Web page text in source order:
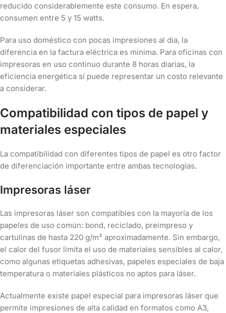
reducido considerablemente este consumo. En espera,
consumen entre 5 y 15 watts.
Para uso doméstico con pocas impresiones al día, la
diferencia en la factura eléctrica es mínima. Para oficinas con
impresoras en uso continuo durante 8 horas diarias, la
eficiencia energética sí puede representar un costo relevante
a considerar.
Compatibilidad con tipos de papel y
materiales especiales
La compatibilidad con diferentes tipos de papel es otro factor
de diferenciación importante entre ambas tecnologías.
Impresoras láser
Las impresoras láser son compatibles con la mayoría de los
papeles de uso común: bond, reciclado, preimpreso y
cartulinas de hasta 220 g/m² aproximadamente. Sin embargo,
el calor del fusor limita el uso de materiales sensibles al calor,
como algunas etiquetas adhesivas, papeles especiales de baja
temperatura o materiales plásticos no aptos para láser.
Actualmente existe papel especial para impresoras láser que
permite impresiones de alta calidad en formatos como A3,